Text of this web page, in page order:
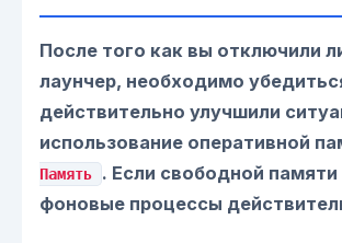
После того как вы отключили
лаунчер, необходимо
действительно улучшили
использование оперативной
Память
. Если свободной
фоновые процессы